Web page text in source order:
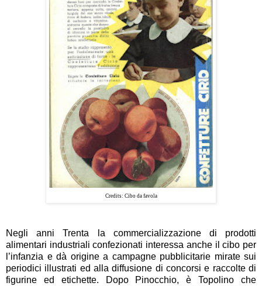
Credits: Cibo da favola
Negli anni Trenta la commercializzazione di prodotti
alimentari industriali confezionati interessa anche il cibo per
l’infanzia e dà origine a campagne pubblicitarie mirate sui
periodici illustrati ed alladiffusione di concorsi e raccolte di
figurine ed etichette. Dopo Pinocchio, èTopolino che